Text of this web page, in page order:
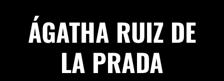
ÁGATHA RUIZ DE
LA PRADA